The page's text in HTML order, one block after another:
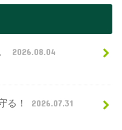
2026.08.04
る！ 2026.07.31